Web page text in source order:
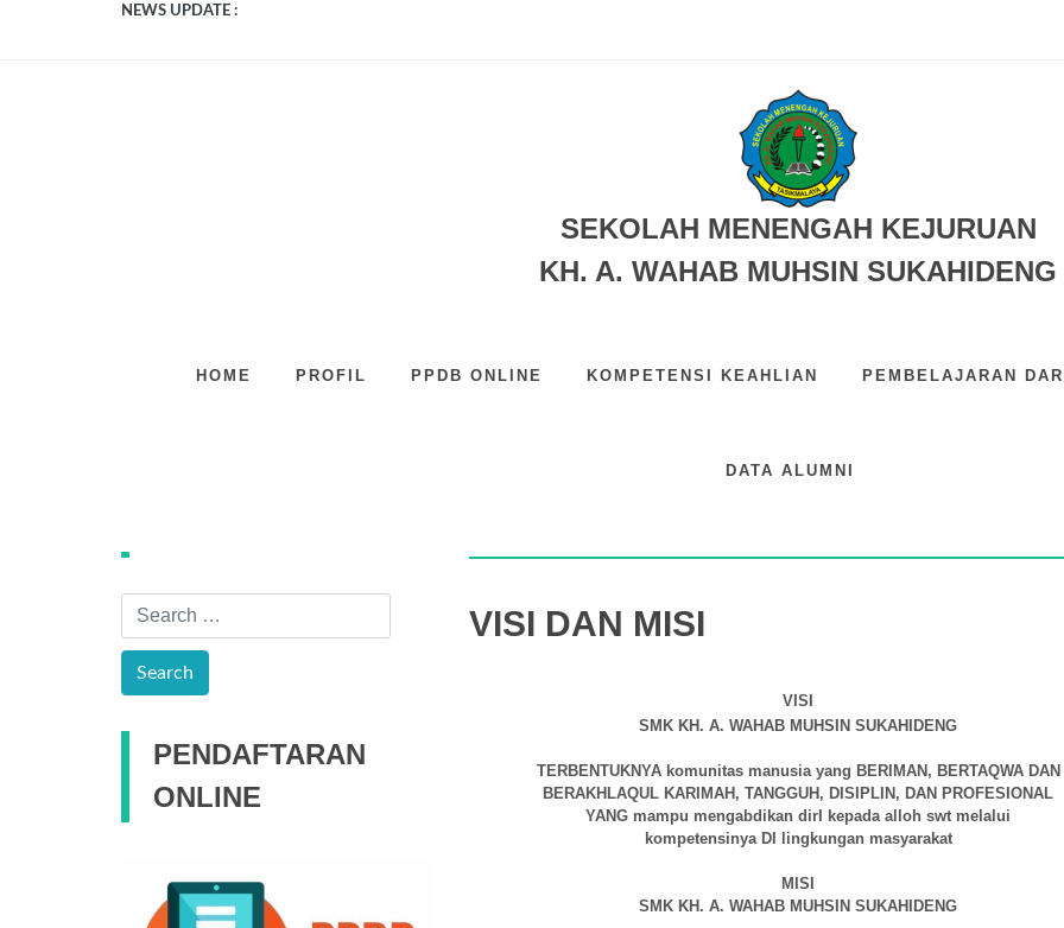
NEWS UPDATE :
SEKOLAH MENENGAH KEJURUAN
KH. A. WAHAB MUHSIN SUKAHIDENG
HOME PROFIL PPDB ONLINE KOMPETENSI KEAHLIAN PEMBELAJARAN
DATA ALUMNI
VISI DAN MISI
PENDAFTARAN
ONLINE
VISI DAN MISI
VISI
SMK KH. A. WAHAB MUHSIN SUKAHIDENG
TERBENTUKNYA komunitas manusia yang BERIMAN, BERTAQWA DAN
BERAKHLAQUL KARIMAH, TANGGUH, DISIPLIN, DAN PROFESIONAL
YANG mampu mengabdikan dirI kepada alloh swt melalui
kompetensinya DI lingkungan masyarakat
MISI
SMK KH. A. WAHAB MUHSIN SUKAHIDENG